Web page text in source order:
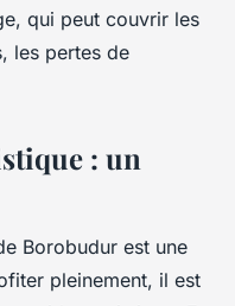
qui peut couvrir les
les pertes de
: un
Borobudur est une
pleinement, il est